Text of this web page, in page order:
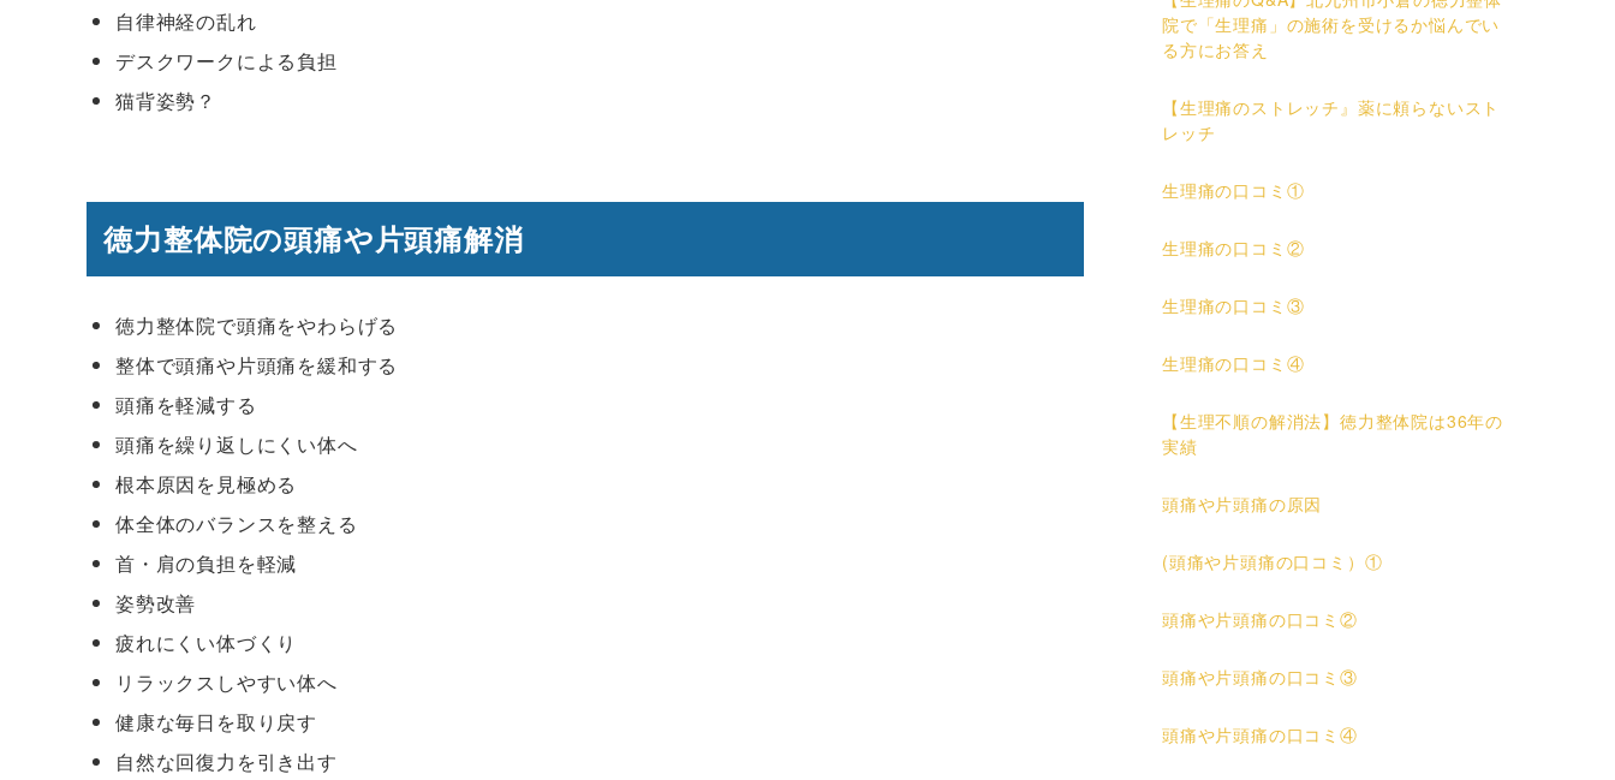
自律神経の乱れ
デスクワークによる負担
猫背姿勢？
徳力整体院の頭痛や片頭痛解消
徳力整体院で頭痛をやわらげる
整体で頭痛や片頭痛を緩和する
頭痛を軽減する
頭痛を繰り返しにくい体へ
根本原因を見極める
体全体のバランスを整える
首・肩の負担を軽減
姿勢改善
疲れにくい体づくり
リラックスしやすい体へ
健康な毎日を取り戻す
自然な回復力を引き出す
院で「生理痛」の施術を受けるか悩んでい
る方にお答え
【生理痛のストレッチ』薬に頼らないスト
レッチ
生理痛の口コミ①
生理痛の口コミ②
生理痛の口コミ③
生理痛の口コミ④
【生理不順の解消法】徳力整体院は36年の
実績
頭痛や片頭痛の原因
(頭痛や片頭痛の口コミ）①
頭痛や片頭痛の口コミ②
頭痛や片頭痛の口コミ③
頭痛や片頭痛の口コミ④